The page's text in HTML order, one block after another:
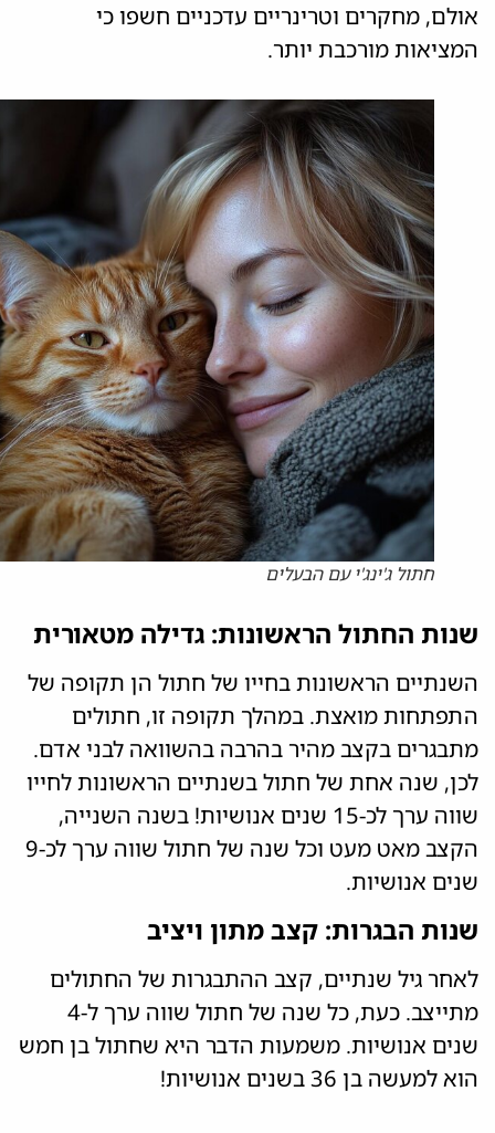
אולם, מחקרים וטרינריים עדכניים חשפו כי
המציאות מורכבת יותר.
חתול ג'ינג'י עם הבעלים
שנות החתול הראשונות: גדילה מטאורית
השנתיים הראשונות בחייו של חתול הן תקופה של
התפתחות מואצת. במהלך תקופה זו, חתולים
מתבגרים בקצב מהיר בהרבה בהשוואה לבני אדם.
לכן, שנה אחת של חתול בשנתיים הראשונות לחייו
שווה ערך לכ-15 שנים אנושיות! בשנה השנייה,
הקצב מאט מעט וכל שנה של חתול שווה ערך לכ-9
שנים אנושיות.
שנות הבגרות: קצב מתון ויציב
לאחר גיל שנתיים, קצב ההתבגרות של החתולים
מתייצב. כעת, כל שנה של חתול שווה ערך ל-4
שנים אנושיות. משמעות הדבר היא שחתול בן חמש
הוא למעשה בן 36 בשנים אנושיות!